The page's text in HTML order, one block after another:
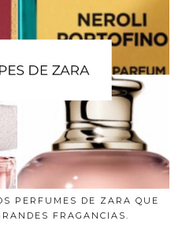
PERFUMES DE ZARA QUE
FRAGANCIAS.